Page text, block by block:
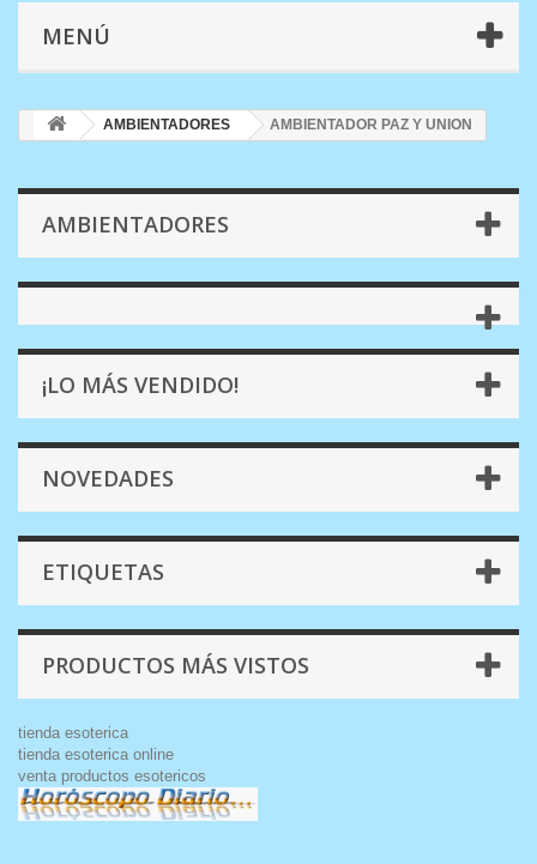
MENÚ
AMBIENTADORES AMBIENTADOR PAZ Y UNION
AMBIENTADORES
¡LO MÁS VENDIDO!
NOVEDADES
ETIQUETAS
PRODUCTOS MÁS VISTOS
tienda esoterica
tienda esoterica online
venta productos esotericos